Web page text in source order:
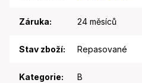
Záruka: 24 měsíců
Stav zboží: Repasované
Kategorie: B